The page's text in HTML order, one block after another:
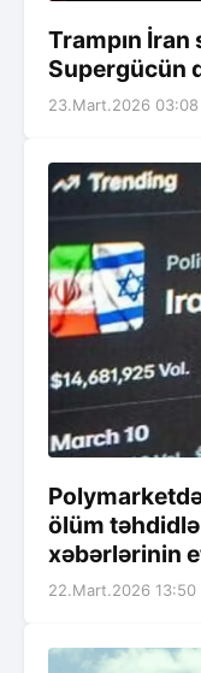
Trampın İran
Supergücün
23.Mart.2026 03:08
ölüm
xəbərlərinin
22.Mart.2026 13:50